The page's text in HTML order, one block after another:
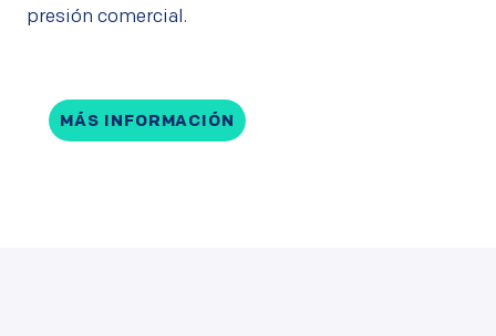
presión comercial.
MÁS INFORMACIÓN